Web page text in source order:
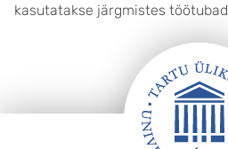
kasutatakse järgmistes